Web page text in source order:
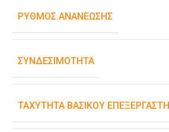
ΡΥΘΜΌΣ ΑΝΑΝΈΩΣΗΣ
ΣΥΝΔΕΣΙΜΌΤΗΤΑ
ΤΑΧΎΤΗΤΑ ΒΑΣΙΚΟΎ ΕΠΕΞΕΡΓΑΣΤΉ